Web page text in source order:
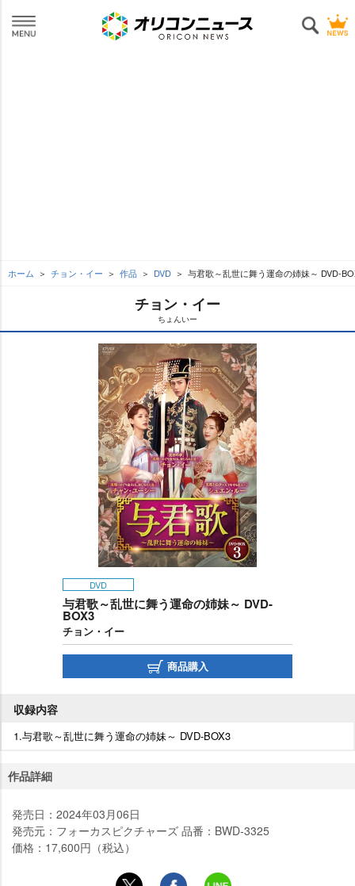
ホーム チョン・イー 作品 DVD 与君歌～乱世に舞う運命の姉妹～ DVD-
チョン・イー
ちょんいー
DVD
与君歌～乱世に舞う運命の姉妹～ DVD-
BOX3
チョン・イー
商品購入
収録内容
1.与君歌～乱世に舞う運命の姉妹～ DVD-BOX3
作品詳細
発売日：2024年03月06日
発売元：フォーカスピクチャーズ 品番：BWD-3325
価格：17,600円（税込）